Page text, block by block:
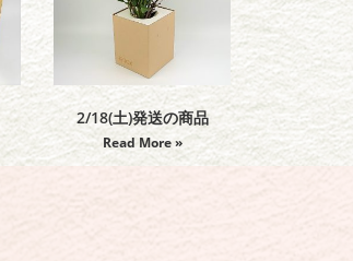
2/18(土)発送の商品
Read More »